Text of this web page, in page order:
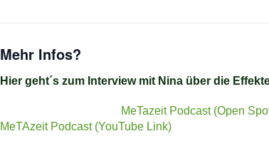
Mehr Infos?
Hier geht´s zum I nterview mit Nina über die
MeTazeit Podcast (Open
MeTAzeit Podcast (YouTube Link)